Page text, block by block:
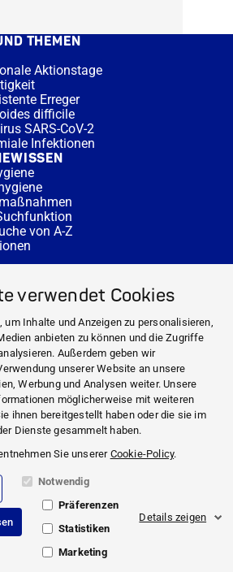
verwendet Cookies
um Inhalte und Anzeigen zu personalisieren,
anbieten zu können und die Zugriffe
Außerdem geben wir
unserer Website an unsere
Werbung und Analysen weiter. Unsere
möglicherweise mit weiteren
ihnen bereitgestellt haben oder die sie im
Dienste gesammelt haben.
Sie unserer Cookie-Policy.
Notwendig
Präferenzen
Statistiken
Marketing
Details zeigen
THEMEN
Aktionstage
Erreger
difficile
SARS-CoV-2
Infektionen
von A-Z
Rechner
Links
THEMEN
Hinweise
Compliance
Datenschutz
Cookie Richtlinie